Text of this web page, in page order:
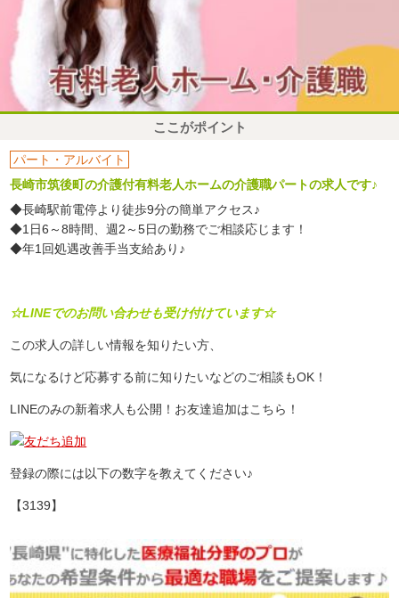
ここがポイント
パート・アルバイト
長崎市筑後町の介護付有料老人ホームの介護職パートの求人です♪
◆長崎駅前電停より徒歩9分の簡単アクセス♪
◆1日6～8時間、週2～5日の勤務でご相談応じます！
◆年1回処遇改善手当支給あり♪
☆LINEでのお問い合わせも受け付けています☆
この求人の詳しい情報を知りたい方、
気になるけど応募する前に知りたいなどのご相談もOK！
LINEのみの新着求人も公開！お友達追加はこちら！
登録の際には以下の数字を教えてください♪
【3139】